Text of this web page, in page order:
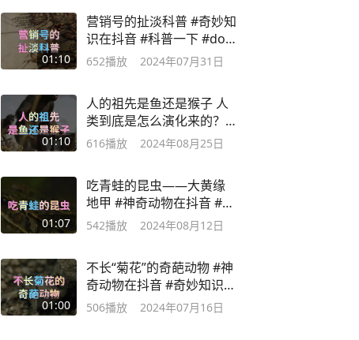
01:10
营销号的扯淡科普 #奇妙知
识在抖音 #科普一下 #dou
是知识点
652播放 2024年07月31日
01:10
人的祖先是鱼还是猴子 人
类到底是怎么演化来的？#
奇妙知识在抖音
616播放 2024年08月25日
01:07
吃青蛙的昆虫——大黄缘
地甲 #神奇动物在抖音 #科
普一下
542播放 2024年08月12日
01:00
不长“菊花”的奇葩动物 #神
奇动物在抖音 #奇妙知识在
抖音
506播放 2024年07月16日